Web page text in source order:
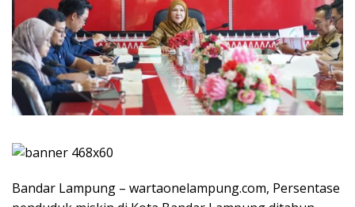
Bandar Lampung – wartaonelampung.com, Persentase